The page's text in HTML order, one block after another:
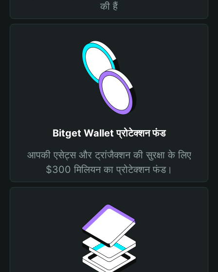
की हैं
Bitget Wallet प्रोटेक्शन फंड
आपकी एसेट्स और ट्रांजैक्शन की सुरक्षा के लिए
$300 मिलियन का प्रोटेक्शन फंड।